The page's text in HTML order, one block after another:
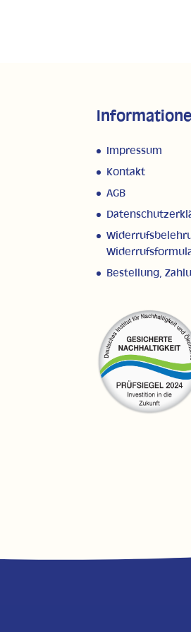
Impressum
Kontakt
AGB
Bestellung,